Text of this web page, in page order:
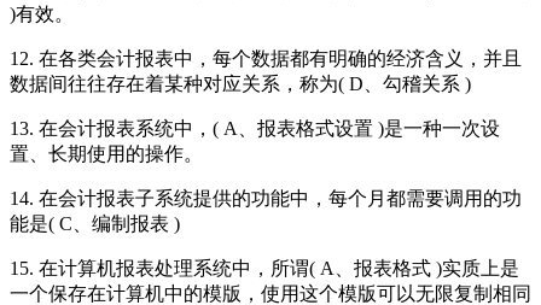
)有效。
12. 在各类会计报表中，每个数据都有明确的经济含义，并且
数据间往往存在着某种对应关系，称为( D、勾稽关系 )
13. 在会计报表系统中，( A、报表格式设置 )是一种一次设
置、长期使用的操作。
14. 在会计报表子系统提供的功能中，每个月都需要调用的功
能是( C、编制报表 )
15. 在计算机报表处理系统中，所谓( A、报表格式 )实质上是
一个保存在计算机中的模版，使用这个模版可以无限复制相同